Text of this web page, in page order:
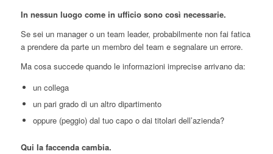
In nessun luogo come in ufficio sono così necessarie.
Se sei un manager o un team leader, probabilmente non fai fatica
a prendere da parte un membro del team e segnalare un errore.
Ma cosa succede quando le informazioni imprecise arrivano da:
un collega
un pari grado di un altro dipartimento
oppure (peggio) dal tuo capo o dai titolari dell’azienda?
Qui la faccenda cambia.